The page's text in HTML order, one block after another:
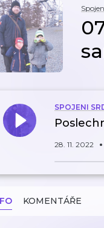
SPOJENI
28. 11. 2022
KOMENTÁŘE